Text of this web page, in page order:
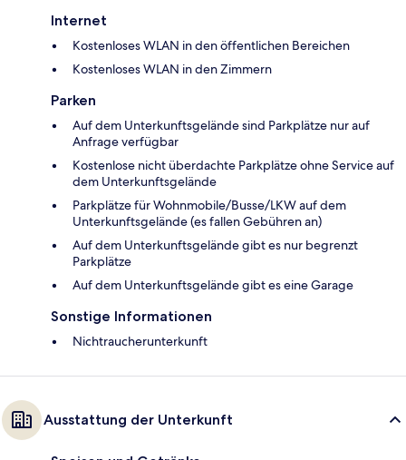
Internet
Kostenloses WLAN in den öffentlichen Bereichen
Kostenloses WLAN in den Zimmern
Parken
Auf dem Unterkunftsgelände sind Parkplätze nur auf
Anfrage verfügbar
Kostenlose nicht überdachte Parkplätze ohne Service auf
dem Unterkunftsgelände
Parkplätze für Wohnmobile/Busse/LKW auf dem
Unterkunftsgelände (es fallen Gebühren an)
Auf dem Unterkunftsgelände gibt es nur begrenzt
Parkplätze
Auf dem Unterkunftsgelände gibt es eine Garage
Sonstige Informationen
Nichtraucherunterkunft
Ausstattung der Unterkunft